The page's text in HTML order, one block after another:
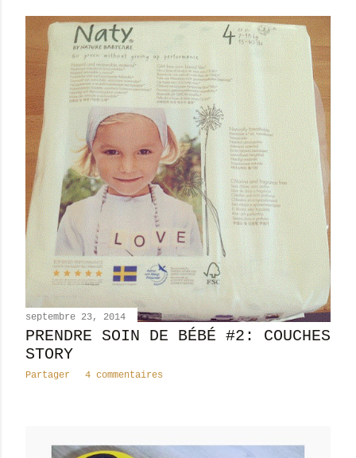
septembre 23, 2014
PRENDRE SOIN DE BÉBÉ #2: COUCHES
STORY
Partager 4 commentaires